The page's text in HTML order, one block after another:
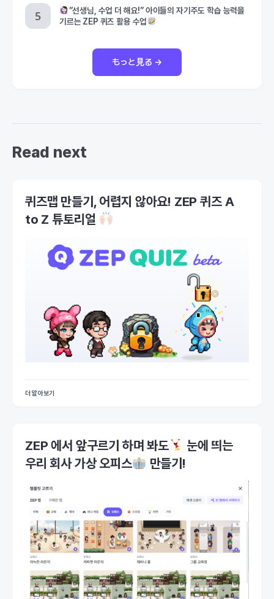
”선생님, 수업 더 해요!” 아이들의 자기주도 학습 능력을
기르는 ZEP 퀴즈 활용 수업
もっと見る →
Read next
퀴즈맵 만들기, 어렵지 않아요! ZEP 퀴즈 A
to Z 튜토리얼
더 알아보기
ZEP 에서 앞구르기 하며 봐도
눈에 띄는
우리 회사 가상 오피스
만들기!